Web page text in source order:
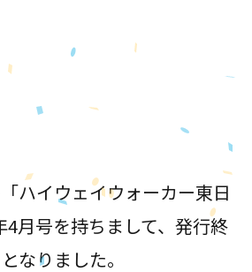
が誕生！
ハイウェイウォーカー東日
月号を持ちまして、発行終
なりました。